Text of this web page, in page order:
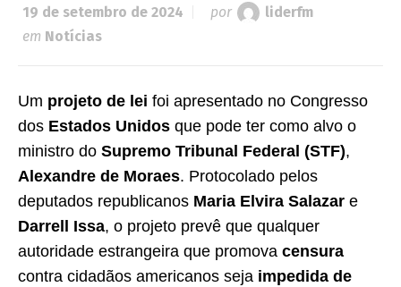
19 de setembro de 2024 por
liderfm
em Notícias
Um projeto de lei foi apresentado no Congresso
dos Estados Unidos que pode ter como alvo o
ministro do Supremo Tribunal Federal (STF),
Alexandre de Moraes. Protocolado pelos
deputados republicanos Maria Elvira Salazar e
Darrell Issa, o projeto prevê que qualquer
autoridade estrangeira que promova censura
contra cidadãos americanos seja impedida de